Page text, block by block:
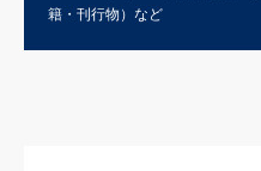
籍・刊行物）など